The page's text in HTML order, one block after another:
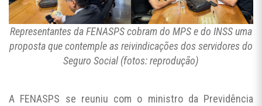
Representantes da FENASPS cobram do MPS e do INSS uma
proposta que contemple as reivindicações dos servidores do
Seguro Social (fotos: reprodução)
A FENASPS se reuniu com o ministro da Previdência